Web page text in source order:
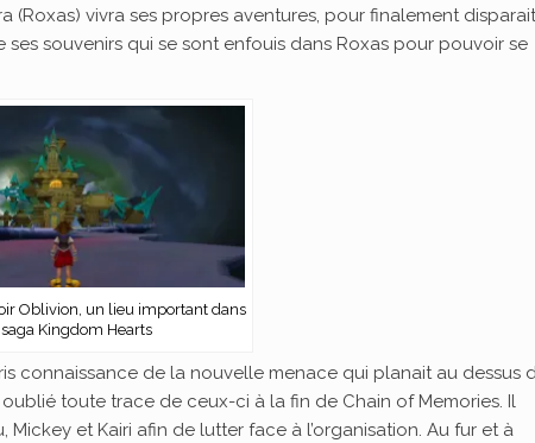
(Roxas) vivra ses propres aventures, pour finalement
souvenirs qui se sont enfouis dans Roxas pour pouvoir se
Oblivion, un lieu important dans
saga Kingdom Hearts
connaissance de la nouvelle menace qui planait au dessus
oublié toute trace de ceux-ci à la fin de Chain of Memories. Il
et Kairi afin de lutter face à l’organisation. Au fur et à